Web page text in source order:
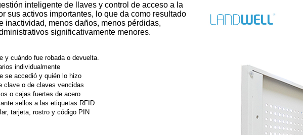
inteligente de llaves y control de acceso a la
sus activos importantes, lo que da como resultado
inactividad, menos daños, menos pérdidas,
significativamente menores.
y cuándo fue robada o devuelta.
individualmente
se accedió y quién lo hizo
clave o de claves vencidas
o cajas fuertes de acero
sellos a las etiquetas RFID
tarjeta, rostro y código PIN